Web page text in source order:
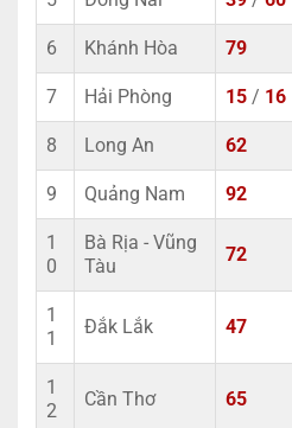
6 Khánh Hòa 79
7 Hải Phòng 15 / 16
8 Long An 62
9 Quảng Nam 92
1
0
Bà Rịa - Vũng
Tàu
72
1
1
Đắk Lắk 47
1
2
Cần Thơ 65